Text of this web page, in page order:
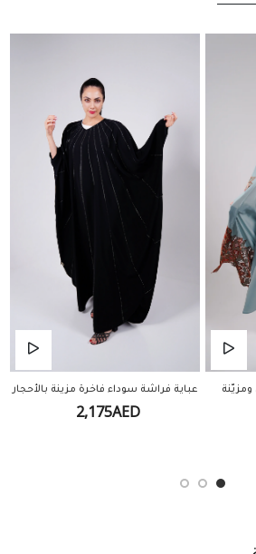
عباية فراشة سوداء فاخرة مزينة بالأحجار
2,175AED
ومزيّنة